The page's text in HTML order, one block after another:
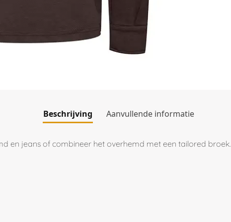
Beschrijving Aanvullende informatie
en jeans of combineer het overhemd met een tailored